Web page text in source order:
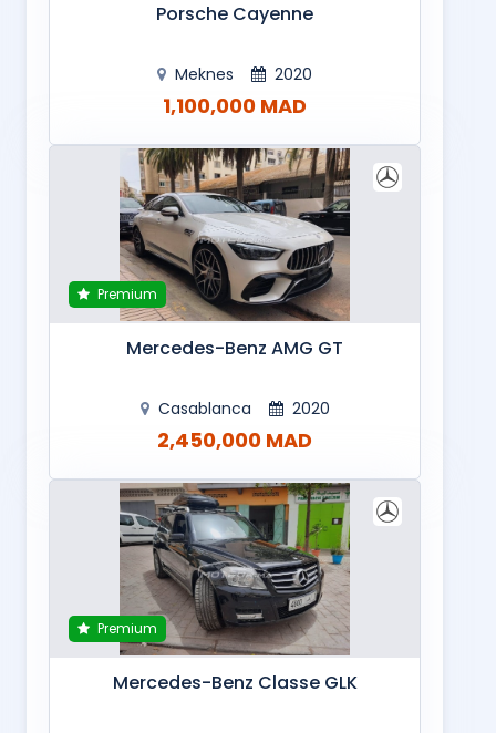
Porsche Cayenne
Meknes 2020
1,100,000 MAD
Premium
Mercedes-Benz AMG GT
Casablanca 2020
2,450,000 MAD
Premium
Mercedes-Benz Classe GLK